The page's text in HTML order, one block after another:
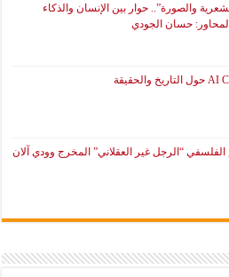
والصورة”.. حوار بين الإنسان والذكاء
حسان الجودي
الفلسفي “الرجل غير العقلاني” المخرج وودي آلان